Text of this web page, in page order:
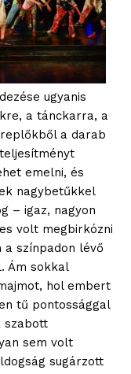
ugyanis
a tánckarra, a
a darab
emelni, és
nagybetűkkel
– igaz, nagyon
volt megbirkózni
a színpadon lévő
Ám sokkal
hol embert
tű pontossággal
szabott
sem volt
sugárzott